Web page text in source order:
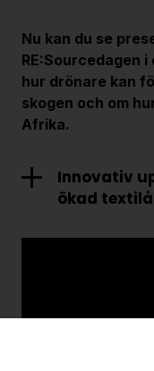
Nu kan du se
RE:Sourcedagen
hur drönare kan
skogen och om
Afrika.
Innovativ
ökad